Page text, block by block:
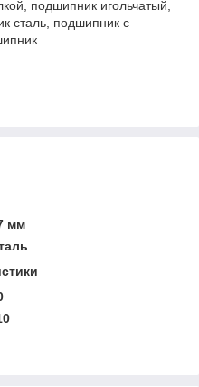
подшипник игольчатый,
сталь, подшипник с
мм